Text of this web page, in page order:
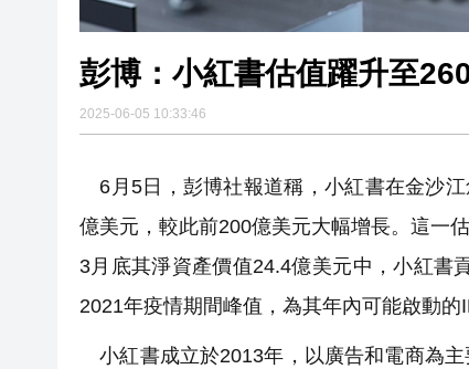
彭博：小紅書估值躍升至
2025-06-05 10:33:46
6月5日，彭博社報道稱，小紅書在金沙
億美元，較此前200億美元大幅增長。這一
3月底其淨資產價值24.4億美元中，小紅
2021年疫情期間峰值，為其年內可能啟動的
小紅書成立於2013年，以廣告和電商為主